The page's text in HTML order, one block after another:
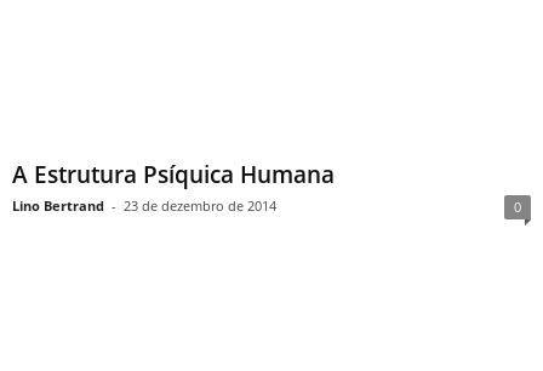
A Estrutura Psíquica Humana
Lino Bertrand - 23 de dezembro de 2014 0